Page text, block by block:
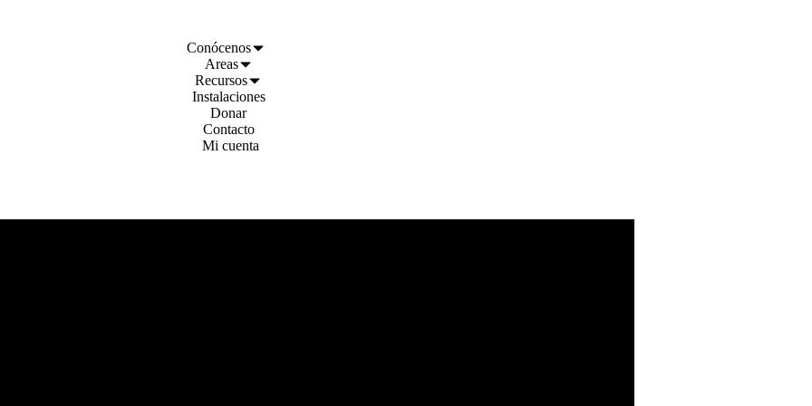
Conócenos
Areas
Recursos
Instalaciones
Donar
Contacto
Mi cuenta